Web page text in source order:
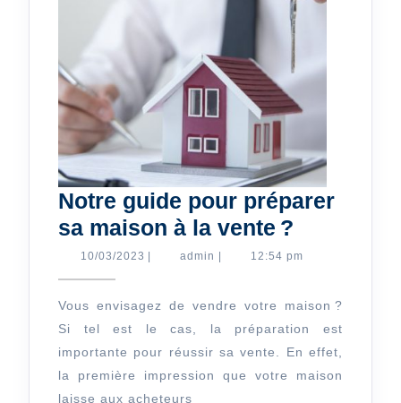
Notre guide pour préparer
sa maison à la vente ?
guide
préparer
sa
maison
à
10/03/2023 10/03/2023
| admin admin
| 12:54 pm
Vous envisagez de vendre votre maison ?
Si tel est le cas, la préparation est
importante pour réussir sa vente. En effet,
la première impression que votre maison
laisse aux acheteurs